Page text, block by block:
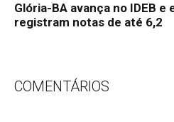
Glória-BA avança no IDEB
registram notas de até 6,2
COMENTÁRIOS